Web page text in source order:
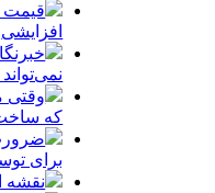
افزایشی
وقتی
که
برای
نقشه